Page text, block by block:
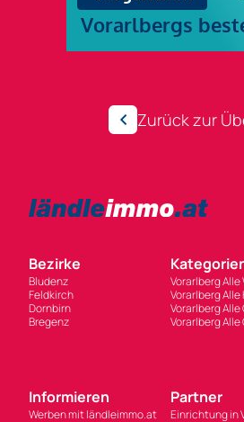
Zurück zur
Bezirke
Bludenz
Feldkirch
Dornbirn
Bregenz
Vorarlberg
Vorarlberg Alle
Vorarlberg
Vorarlberg
Informieren
Werben mit ländleimmo.at
Partner
Einrichtung in